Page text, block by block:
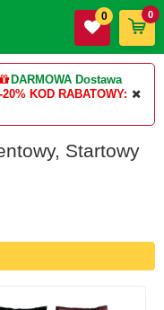
DARMOWA Dostawa
KOD RABATOWY:
0 0
Startowy